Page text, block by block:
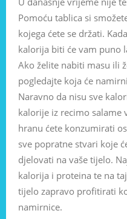
Pomoću tablica si
kojega ćete se držati.
kalorija biti će vam puno
Ako želite nabiti masu ili
pogledajte koja će
Naravno da nisu sve
kalorije iz recimo salame
hranu ćete konzumirati
sve popratne stvari koje
djelovati na vaše tijelo.
kalorija i proteina te na
tijelo zapravo profitirati
namirnice.